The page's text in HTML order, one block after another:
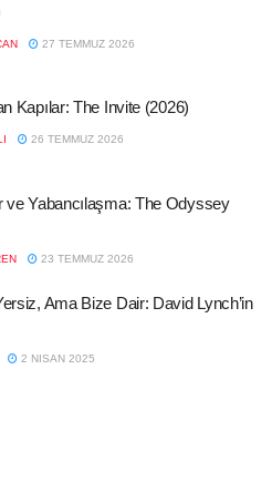
27 TEMMUZ 2026
Kapılar: The Invite (2026)
26 TEMMUZ 2026
ve Yabancılaşma: The Odyssey
23 TEMMUZ 2026
Ama Bize Dair: David Lynch’in
2 NISAN 2025